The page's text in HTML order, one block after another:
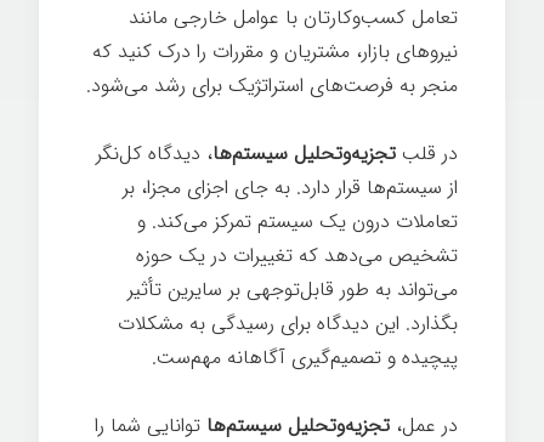
تعامل کسب‌وکارتان با عوامل خارجی مانند
نیروهای بازار، مشتریان و مقررات را درک کنید که
منجر به فرصت‌های استراتژیک برای رشد می‌شود.
در قلب تجزیه‌وتحلیل سیستم‌ها، دیدگاه کل‌نگر
از سیستم‌ها قرار دارد. به جای اجزای مجزا، بر
تعاملات درون یک سیستم تمرکز می‌کند. و
تشخیص می‌دهد که تغییرات در یک حوزه
می‌تواند به طور قابل‌توجهی بر سایرین تأثیر
بگذارد. این دیدگاه برای رسیدگی به مشکلات
پیچیده و تصمیم‌گیری آگاهانه مهم‌ست.
در عمل، تجزیه‌وتحلیل سیستم‌ها توانایی شما را